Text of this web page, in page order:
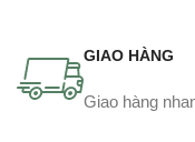
GIAO HÀNG
Giao hàng